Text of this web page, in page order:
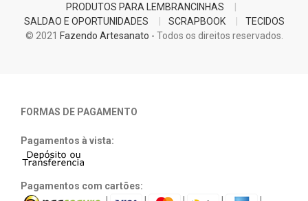
PRODUTOS PARA LEMBRANCINHAS
SALDAO E OPORTUNIDADES
SCRAPBOOK
TECIDOS
© 2021 Fazendo Artesanato - Todos os direitos reservados.
FORMAS DE PAGAMENTO
Pagamentos à vista:
Pagamentos com cartões: